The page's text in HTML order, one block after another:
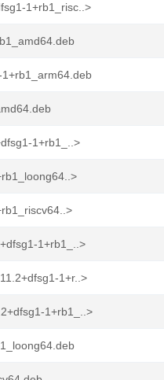
1+rb1_risc..>
1+rb1_..>
1+rb1_..>
1+r..>
1+rb1_..>